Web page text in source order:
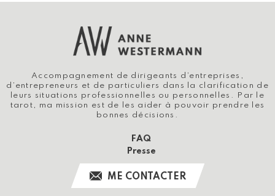
Accompagnement de dirigeants d’entreprises,
d’entrepreneurs et de particuliers dans la clarification de
leurs situations professionnelles ou personnelles. Par le
tarot, ma mission est de les aider à pouvoir prendre les
bonnes décisions.
FAQ
Presse
ME CONTACTER